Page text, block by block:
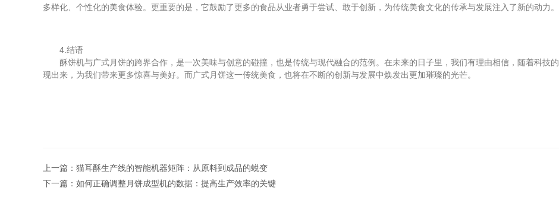
多样化、个性化的美食体验。更重要的是，它鼓励了更多的食品从业者勇于尝试、敢于创新，为传统美食文化的传承与发展注入了新的动力。
4.结语
酥饼机与广式月饼的跨界合作，是一次美味与创意的碰撞，也是传统与现代融合的范例。在未来的日子里，我们有理由相信，随着科技
现出来，为我们带来更多惊喜与美好。而广式月饼这一传统美食，也将在不断的创新与发展中焕发出更加璀璨的光芒。
上一篇： 猫耳酥生产线的智能机器矩阵：从原料到成品的蜕变
下一篇： 如何正确调整月饼成型机的数据：提高生产效率的关键